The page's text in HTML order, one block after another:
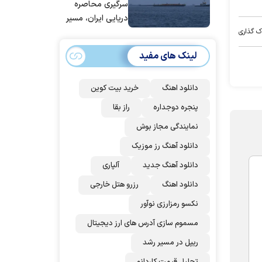
گذاری
پاکستان می
سرگیری محاصره
دریایی ایران، مسیر
تغییر داده‌ایم
لینک های مفید
دانلود اهنگ
خرید بیت کوین
پنجره دوجداره
راز بقا
نمایندگی مجاز بوش
دانلود آهنگ رز‌ موزیک
دانلود آهنگ جدید
آلپاری
دانلود اهنگ
رزرو هتل خارجی
نکسو رمزارزی نوآور
مسموم سازی آدرس های ارز دیجیتال
ریپل در مسیر رشد